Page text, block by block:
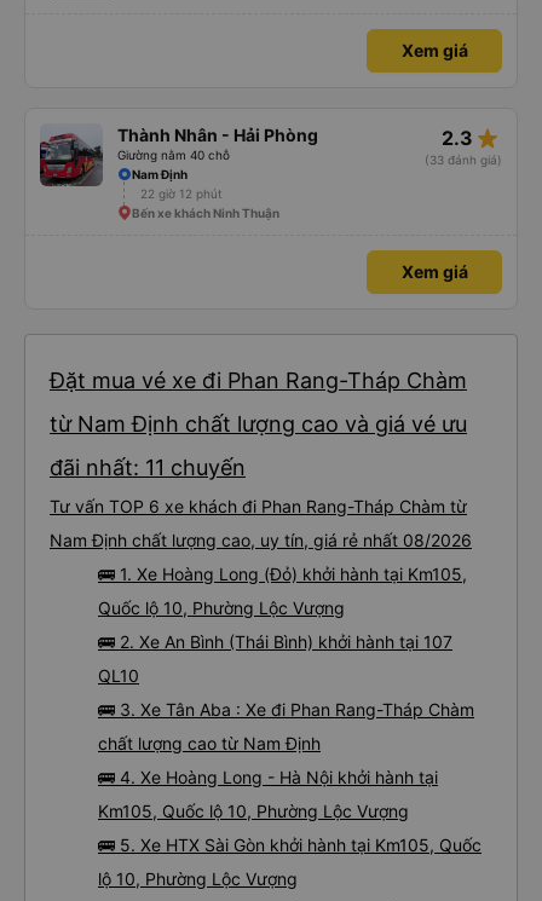
Xem giá
Thành Nhân - Hải Phòng
Giường nằm 40 chỗ
2.3 star_rate
(33 đánh giá)
Nam Định
22 giờ 12 phút
Bến xe khách Ninh Thuận
Xem giá
Đặt mua vé xe đi Phan Rang-Tháp Chàm
từ Nam Định chất lượng cao và giá vé ưu
đãi nhất: 11 chuyến
Tư vấn TOP 6 xe khách đi Phan Rang-Tháp Chàm từ
Nam Định chất lượng cao, uy tín, giá rẻ nhất 08/2026
🚌 1. Xe Hoàng Long (Đỏ) khởi hành tại Km105,
Quốc lộ 10, Phường Lộc Vượng
🚌 2. Xe An Bình (Thái Bình) khởi hành tại 107
QL10
🚌 3. Xe Tân Aba : Xe đi Phan Rang-Tháp Chàm
chất lượng cao từ Nam Định
🚌 4. Xe Hoàng Long - Hà Nội khởi hành tại
Km105, Quốc lộ 10, Phường Lộc Vượng
🚌 5. Xe HTX Sài Gòn khởi hành tại Km105, Quốc
lộ 10, Phường Lộc Vượng